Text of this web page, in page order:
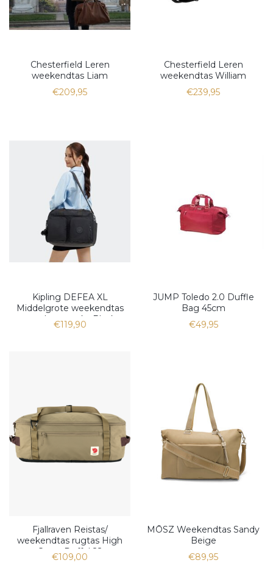
Chesterfield Leren
weekendtas Liam
€209,95
Chesterfield Leren
weekendtas William
€239,95
Kipling DEFEA XL
Middelgrote weekendtas
met laptopvak , Black
€119,90
JUMP Toledo 2.0 Duffle
Bag 45cm
€49,95
Fjallraven Reistas/
weekendtas rugtas High
Coast Duffel 22
€109,00
MŌSZ Weekendtas Sandy
Beige
€89,95